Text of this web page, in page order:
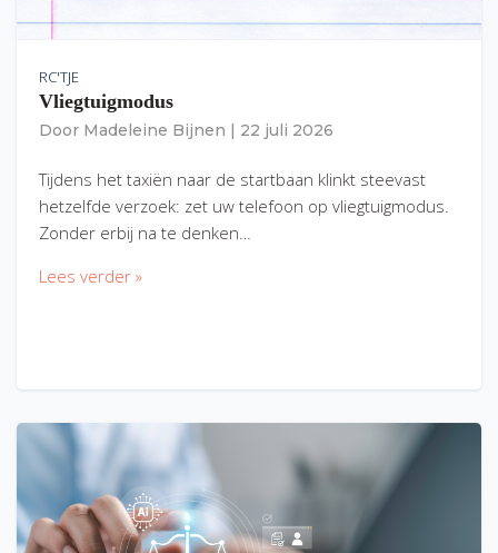
RC'TJE
Vliegtuigmodus
Door Madeleine Bijnen 22 juli 2026
Tijdens het taxiën naar de startbaan klinkt steevast
hetzelfde verzoek: zet uw telefoon op vliegtuigmodus.
Zonder erbij na te denken…
Lees verder »